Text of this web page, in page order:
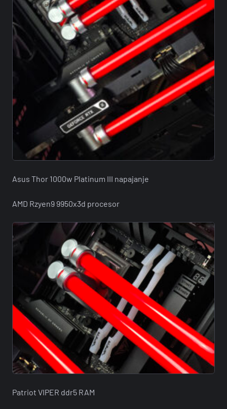
Asus Thor 1000w Platinum III napajanje
AMD Rzyen9 9950x3d procesor
Patriot VIPER ddr5 RAM